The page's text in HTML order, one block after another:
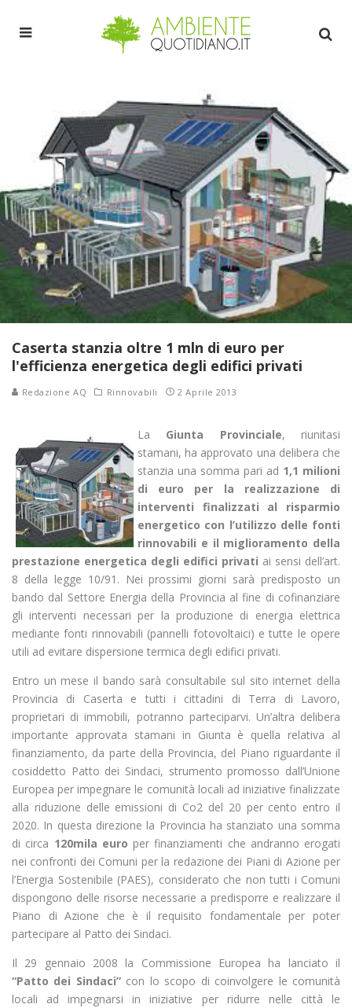
Caserta stanzia oltre 1 mln di euro per
l'efficienza energetica degli edifici privati
Redazione AQ Rinnovabili 2 Aprile 2013
La Giunta Provinciale, riunitasi
stamani, ha approvato una delibera che
stanzia una somma pari ad 1,1 milioni
di euro per la realizzazione di
interventi finalizzati al risparmio
energetico con l’utilizzo delle fonti
rinnovabili e il miglioramento della
prestazione energetica degli edifici privati ai sensi dell’art.
8 della legge 10/91. Nei prossimi giorni sarà predisposto un
bando dal Settore Energia della Provincia al fine di cofinanziare
gli interventi necessari per la produzione di energia elettrica
mediante fonti rinnovabili (pannelli fotovoltaici) e tutte le opere
utili ad evitare dispersione termica degli edifici privati.
Entro un mese il bando sarà consultabile sul sito internet della
Provincia di Caserta e tutti i cittadini di Terra di Lavoro,
proprietari di immobili, potranno parteciparvi. Un’altra delibera
importante approvata stamani in Giunta è quella relativa al
finanziamento, da parte della Provincia, del Piano riguardante il
cosiddetto Patto dei Sindaci, strumento promosso dall’Unione
Europea per impegnare le comunità locali ad iniziative finalizzate
alla riduzione delle emissioni di Co2 del 20 per cento entro il
2020. In questa direzione la Provincia ha stanziato una somma
di circa 120mila euro per finanziamenti che andranno erogati
nei confronti dei Comuni per la redazione dei Piani di Azione per
l’Energia Sostenibile (PAES), considerato che non tutti i Comuni
dispongono delle risorse necessarie a predisporre e realizzare il
Piano di Azione che è il requisito fondamentale per poter
partecipare al Patto dei Sindaci.
Il 29 gennaio 2008 la Commissione Europea ha lanciato il
“Patto dei Sindaci”con lo scopo di coinvolgere le comunità
locali ad impegnarsi in iniziative per ridurre nelle città le